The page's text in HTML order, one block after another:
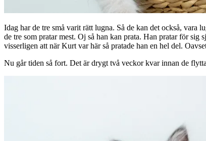
Idag har de tre små varit rätt lugna. Så de kan det också, vara
de tre som pratar mest. Oj så han kan prata. Han pratar för sig
visserligen att när Kurt var här så pratade han en hel del.
Nu går tiden så fort. Det är drygt två veckor kvar innan de